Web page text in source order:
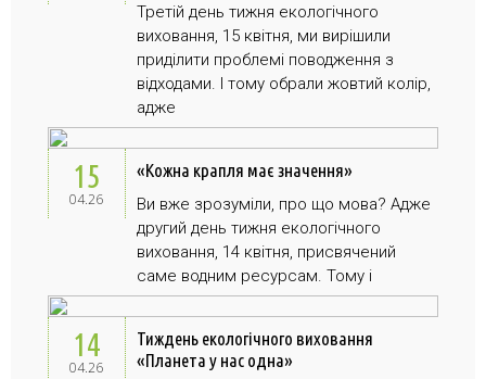
Третій день тижня екологічного
виховання, 15 квітня, ми вирішили
приділити проблемі поводження з
відходами. І тому обрали жовтий колір,
адже
15
04.26
«Кожна крапля має значення»
Ви вже зрозуміли, про що мова? Адже
другий день тижня екологічного
виховання, 14 квітня, присвячений
саме водним ресурсам. Тому і
14
04.26
Тиждень екологічного виховання
«Планета у нас одна»